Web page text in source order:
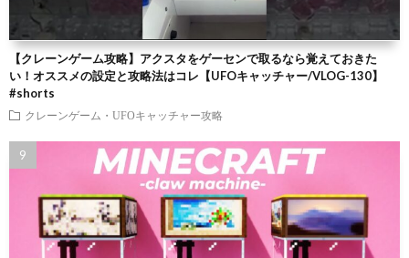
【クレーンゲーム攻略】アクスタをゲーセンで取るなら覚えておきた
い！オススメの設定と攻略法はコレ【UFOキャッチャー/VLOG-130】
#shorts
クレーンゲーム・UFOキャッチャー攻略